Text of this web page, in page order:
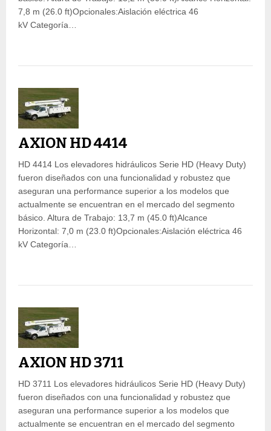
7,8 m (26.0 ft)Opcionales:Aislación eléctrica 46
kV Categoría…
AXION HD 4414
HD 4414 Los elevadores hidráulicos Serie HD (Heavy Duty)
fueron diseñados con una funcionalidad y robustez que
aseguran una performance superior a los modelos que
actualmente se encuentran en el mercado del segmento
básico. Altura de Trabajo: 13,7 m (45.0 ft)Alcance
Horizontal: 7,0 m (23.0 ft)Opcionales:Aislación eléctrica 46
kV Categoría…
AXION HD 3711
HD 3711 Los elevadores hidráulicos Serie HD (Heavy Duty)
fueron diseñados con una funcionalidad y robustez que
aseguran una performance superior a los modelos que
actualmente se encuentran en el mercado del segmento